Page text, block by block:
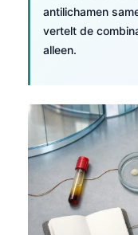
antilichamen
vertelt de
alleen.